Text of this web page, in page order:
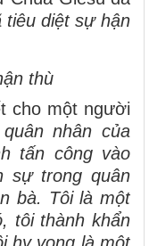
tiêu diệt sự hận
thù
cho một người
nhân của
tấn công vào
sự trong quân
bà. Tôi là một
tôi thành khẩn